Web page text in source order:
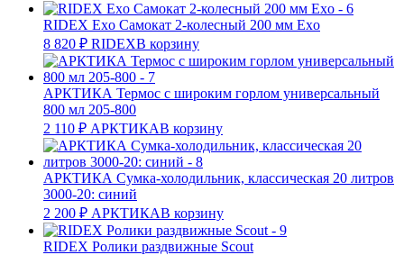
RIDEX Exo Самокат 2-колесный 200 мм Exo
8 820 ₽ RIDEXВ корзину
АРКТИКА Термос с широким горлом универсальный
800 мл 205-800
2 110 ₽ АРКТИКАВ корзину
АРКТИКА Сумка-холодильник, классическая 20 литров
3000-20: синий
2 200 ₽ АРКТИКАВ корзину
RIDEX Ролики раздвижные Scout